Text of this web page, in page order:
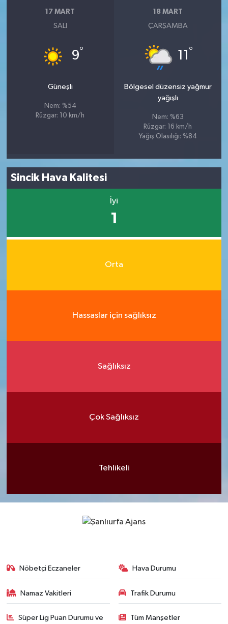
17 MART
SALI
9°
Güneşli
Nem: %54
Rüzgar: 10 km/h
18 MART
ÇARŞAMBA
11 °
Bölgesel düzensiz yağmur
yağışlı
Nem: %63
Rüzgar: 16 km/h
Yağış Olasılığı: %84
Sincik Hava Kalitesi
İyi
1
Orta
Hassaslar için sağlıksız
Sağlıksız
Çok Sağlıksız
Tehlikeli
Nöbetçi Eczaneler Hava Durumu
Namaz Vakitleri Trafik Durumu
Süper Lig Puan Durumu ve Tüm Manşetler